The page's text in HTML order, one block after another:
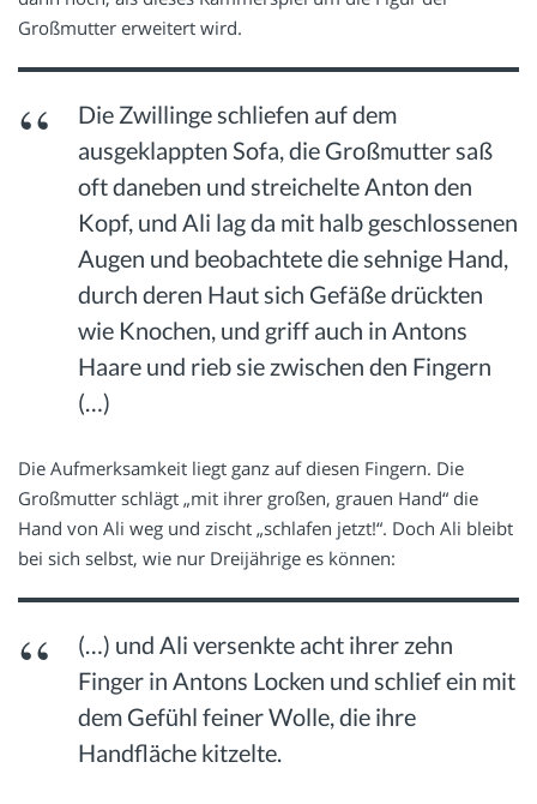
Großmutter erweitert wird.
Die Zwillinge schliefen auf dem
ausgeklappten Sofa, die Großmutter saß
oft daneben und streichelte Anton den
Kopf, und Ali lag da mit halb geschlossenen
Augen und beobachtete die sehnige Hand,
durch deren Haut sich Gefäße drückten
wie Knochen, und griff auch in Antons
Haare und rieb sie zwischen den Fingern
(…)
Die Aufmerksamkeit liegt ganz auf diesen Fingern. Die
Großmutter schlägt „mit ihrer großen, grauen Hand“ die
Hand von Ali weg und zischt „schlafen jetzt!“. Doch Ali bleibt
bei sich selbst, wie nur Dreijährige es können:
(…) und Ali versenkte acht ihrer zehn
Finger in Antons Locken und schlief ein mit
dem Gefühl feiner Wolle, die ihre
Handfläche kitzelte.